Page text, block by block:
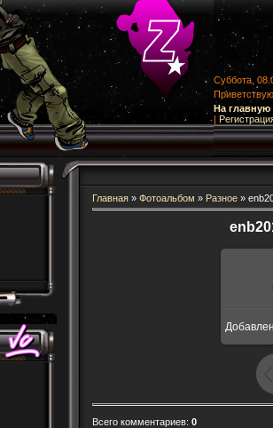
Суббота,
На главную
|
Главная » Фотоальбом » Разное »
Всего комментариев: 0